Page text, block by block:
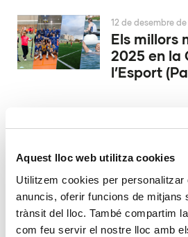
Aquest lloc web utilitza cookies
Utilitzem cookies per personalitzar
anuncis, oferir funcions de mitjans
trànsit del lloc. També compartim
com feu servir el nostre lloc amb
Els millors
2025 en la
l’Esport
12 de desembre
inicia la
Europa
9 de desembre de
8 de desembre de